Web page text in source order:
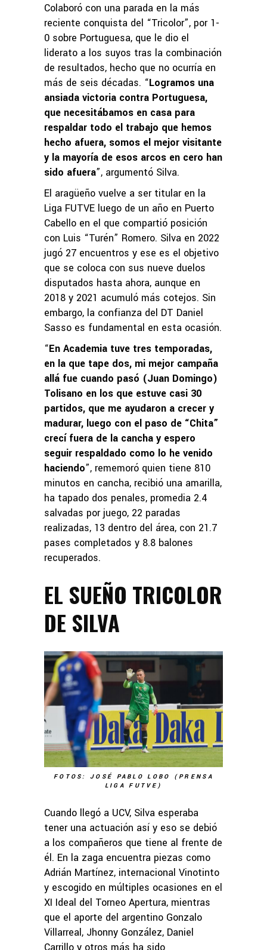
Colaboró con una parada en la más
reciente conquista del “Tricolor”, por 1-
0 sobre Portuguesa, que le dio el
liderato a los suyos tras la combinación
de resultados, hecho que no ocurría en
más de seis décadas. “Logramos una
ansiada victoria contra Portuguesa,
que necesitábamos en casa para
respaldar todo el trabajo que hemos
hecho afuera, somos el mejor visitante
y la mayoría de esos arcos en cero han
sido afuera”, argumentó Silva.
El aragüeño vuelve a ser titular en la
Liga FUTVE luego de un año en Puerto
Cabello en el que compartió posición
con Luis “Turén” Romero. Silva en 2022
jugó 27 encuentros y ese es el objetivo
que se coloca con sus nueve duelos
disputados hasta ahora, aunque en
2018 y 2021 acumuló más cotejos. Sin
embargo, la confianza del DT Daniel
Sasso es fundamental en esta ocasión.
“En Academia tuve tres temporadas,
en la que tape dos, mi mejor campaña
allá fue cuando pasó (Juan Domingo)
Tolisano en los que estuve casi 30
partidos, que me ayudaron a crecer y
madurar, luego con el paso de “Chita”
crecí fuera de la cancha y espero
seguir respaldado como lo he venido
haciendo”, rememoró quien tiene 810
minutos en cancha, recibió una amarilla,
ha tapado dos penales, promedia 2.4
salvadas por juego, 22 paradas
realizadas, 13 dentro del área, con 21.7
pases completados y 8.8 balones
recuperados.
EL SUEÑO TRICOLOR
DE SILVA
FOTOS: JOSÉ PABLO LOBO (PRENSA
LIGA FUTVE)
Cuando llegó a UCV, Silva esperaba
tener una actuación así y eso se debió
a los compañeros que tiene al frente de
él. En la zaga encuentra piezas como
Adrián Martínez, internacional Vinotinto
y escogido en múltiples ocasiones en el
XI Ideal del Torneo Apertura, mientras
que el aporte del argentino Gonzalo
Villarreal, Jhonny González, Daniel